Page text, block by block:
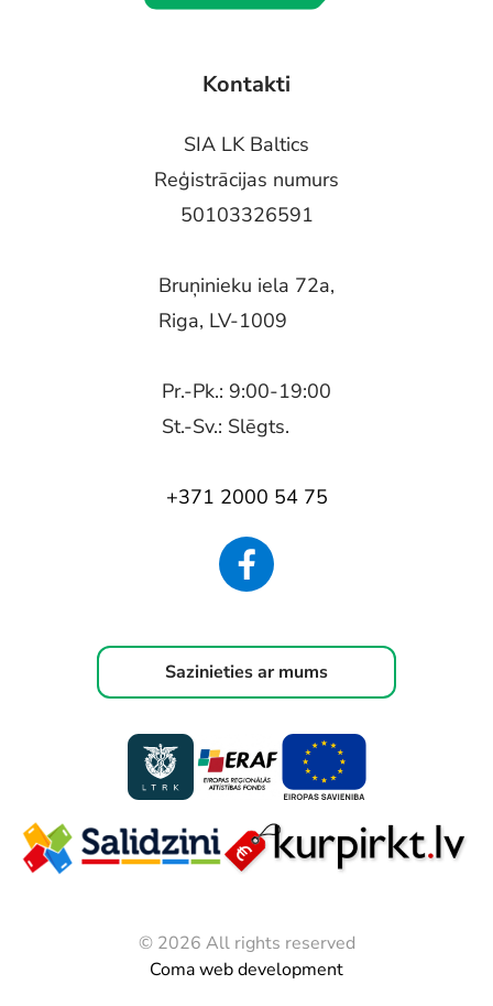
Kontakti
SIA LK Baltics
Reģistrācijas numurs
50103326591
Bruņinieku iela 72a,
Riga, LV-1009
Pr.-Pk.: 9:00-19:00
St.-Sv.: Slēgts.
+371 2000 54 75
Sazinieties ar mums
© 2026 All rights reserved
Coma web development